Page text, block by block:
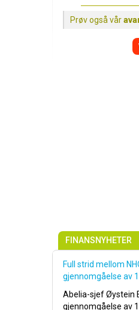
Prøv også vår
FINANSNYHETER
Full strid mellom
gjennomgåelse av
Abelia-sjef Øystein
gjennomgåelse av